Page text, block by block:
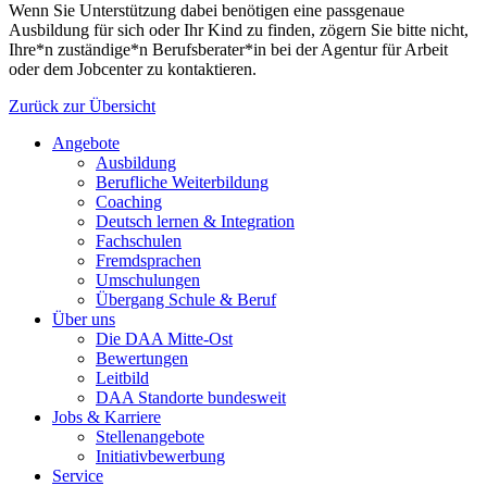
Wenn Sie Unterstützung dabei benötigen eine passgenaue
Ausbildung für sich oder Ihr Kind zu finden, zögern Sie bitte nicht,
Ihre*n zuständige*n Berufsberater*in bei der Agentur für Arbeit
oder dem Jobcenter zu kontaktieren.
Zurück zur Übersicht
Angebote
Ausbildung
Berufliche Weiterbildung
Coaching
Deutsch lernen & Integration
Fachschulen
Fremdsprachen
Umschulungen
Übergang Schule & Beruf
Über uns
Die DAA Mitte-Ost
Bewertungen
Leitbild
DAA Standorte bundesweit
Jobs & Karriere
Stellenangebote
Initiativbewerbung
Service